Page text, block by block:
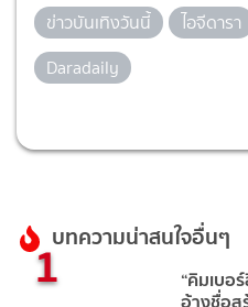
ข่าวบันเทิงวันนี้
ไอจีดารา
Daradaily
บทความน่าสนใจอื่นๆ
1 “คิมเบอ